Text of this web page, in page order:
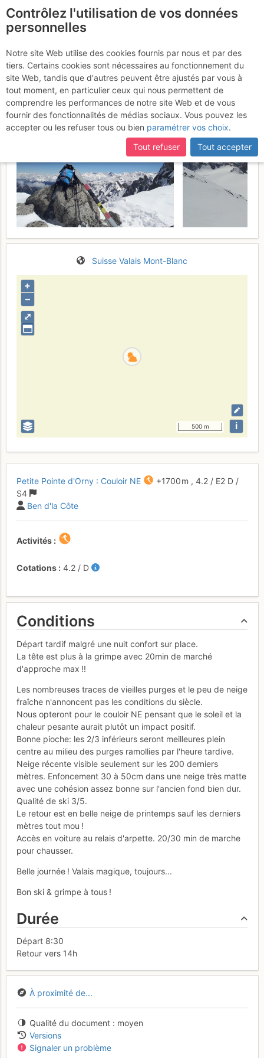
Petite Pointe d'Orny :
Couloir NE
Mardi 9 mai 2017
Suisse Valais Mont-Blanc
⤢
+
–
500 m i
Petite Pointe d'Orny : Couloir NE +1700 m , 4.2 / E2 D /
S4
Ben d'la Côte
Activités
Cotations 4.2 / D
Conditions
Départ tardif malgré une nuit confort sur place.
La tête est plus à la grimpe avec 20min de marché
d'approche max !!
Les nombreuses traces de vieilles purges et le peu de neige
fraîche n'annoncent pas les conditions du siècle.
Nous opteront pour le couloir NE pensant que le soleil et la
chaleur pesante aurait plutôt un impact positif.
Bonne pioche: les 2/3 inférieurs seront meilleures plein
centre au milieu des purges ramollies par l'heure tardive.
Neige récente visible seulement sur les 200 derniers
mètres. Enfoncement 30 à 50cm dans une neige très matte
avec une cohésion assez bonne sur l'ancien fond bien dur.
Qualité de ski 3/5.
Le retour est en belle neige de printemps sauf les derniers
mètres tout mou !
Accès en voiture au relais d'arpette. 20/30 min de marche
pour chausser.
Belle journée ! Valais magique, toujours...
Bon ski & grimpe à tous !
Durée
Départ 8:30
Retour vers 14h
À proximité de...
Qualité du document
moyen
Versions
Signaler un problème
Contrôlez l'utilisation de vos données
personnelles
Notre site Web utilise des cookies fournis par nous et par des
tiers. Certains cookies sont nécessaires au fonctionnement du
site Web, tandis que d'autres peuvent être ajustés par vous à
tout moment, en particulier ceux qui nous permettent de
comprendre les performances de notre site Web et de vous
fournir des fonctionnalités de médias sociaux. Vous pouvez les
accepter ou les refuser tous ou bien paramétrer vos choix.
Tout refuser
Tout accepter